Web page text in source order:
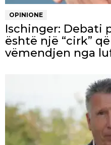
OPINIONE
Ischinger: Debati
është një “cirk”
vëmendjen nga